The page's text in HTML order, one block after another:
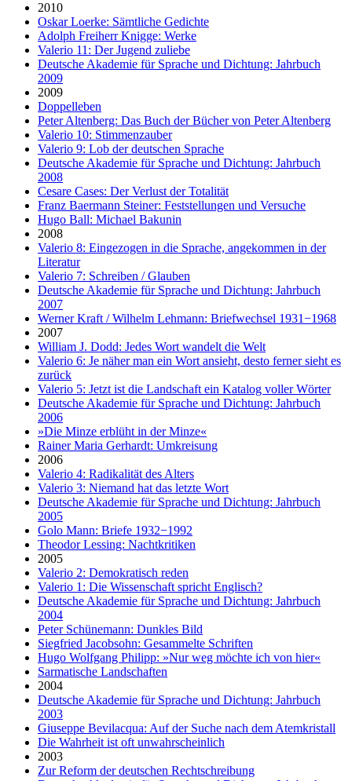
2010
Oskar Loerke: Sämtliche Gedichte
Adolph Freiherr Knigge: Werke
Valerio 11: Der Jugend zuliebe
Deutsche Akademie für Sprache und Dichtung: Jahrbuch
2009
2009
Doppelleben
Peter Altenberg: Das Buch der Bücher von Peter Altenberg
Valerio 10: Stimmenzauber
Valerio 9: Lob der deutschen Sprache
Deutsche Akademie für Sprache und Dichtung: Jahrbuch
2008
Cesare Cases: Der Verlust der Totalität
Franz Baermann Steiner: Feststellungen und Versuche
Hugo Ball: Michael Bakunin
2008
Valerio 8: Eingezogen in die Sprache, angekommen in der
Literatur
Valerio 7: Schreiben / Glauben
Deutsche Akademie für Sprache und Dichtung: Jahrbuch
2007
Werner Kraft / Wilhelm Lehmann: Briefwechsel 1931−1968
2007
William J. Dodd: Jedes Wort wandelt die Welt
Valerio 6: Je näher man ein Wort ansieht, desto ferner sieht es
zurück
Valerio 5: Jetzt ist die Landschaft ein Katalog voller Wörter
Deutsche Akademie für Sprache und Dichtung: Jahrbuch
2006
»Die Minze erblüht in der Minze«
Rainer Maria Gerhardt: Umkreisung
2006
Valerio 4: Radikalität des Alters
Valerio 3: Niemand hat das letzte Wort
Deutsche Akademie für Sprache und Dichtung: Jahrbuch
2005
Golo Mann: Briefe 1932−1992
Theodor Lessing: Nachtkritiken
2005
Valerio 2: Demokratisch reden
Valerio 1: Die Wissenschaft spricht Englisch?
Deutsche Akademie für Sprache und Dichtung: Jahrbuch
2004
Peter Schünemann: Dunkles Bild
Siegfried Jacobsohn: Gesammelte Schriften
Hugo Wolfgang Philipp: »Nur weg möchte ich von hier«
Sarmatische Landschaften
2004
Deutsche Akademie für Sprache und Dichtung: Jahrbuch
2003
Giuseppe Bevilacqua: Auf der Suche nach dem Atemkristall
Die Wahrheit ist oft unwahrscheinlich
2003
Zur Reform der deutschen Rechtschreibung